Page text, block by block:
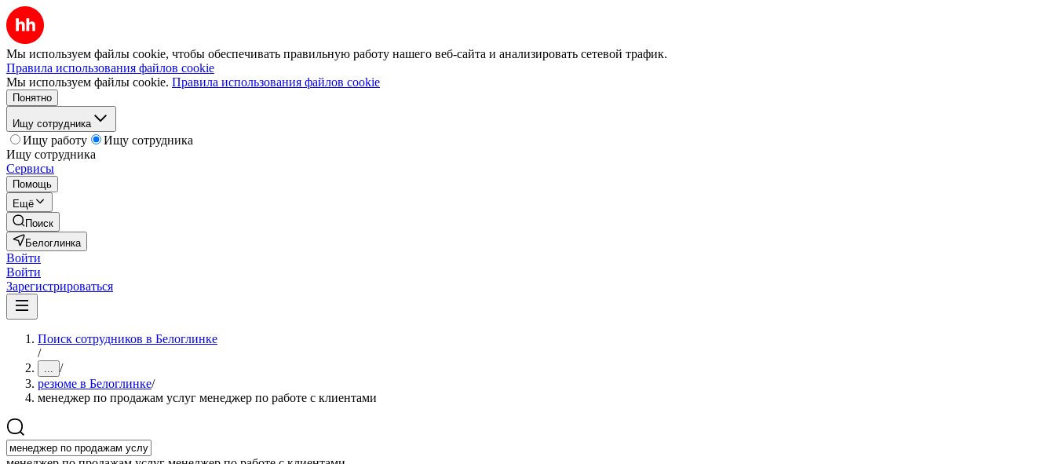
Мы используем файлы cookie, чтобы обеспечивать правильную работу нашего веб-сайта и анализировать сетевой трафик.
Правила использования файлов cookie
Мы используем файлы cookie. Правила использования файлов cookie
Понятно
Ищу сотрудника
Ищу работу
Ищу сотрудника
Ищу сотрудника
Сервисы
Помощь
Ещё
Поиск
Белоглинка
Войти
Войти
Зарегистрироваться
Поиск сотрудников в Белоглинке
/
... /
резюме в Белоглинке/
менеджер по продажам услуг менеджер по работе с клиентами